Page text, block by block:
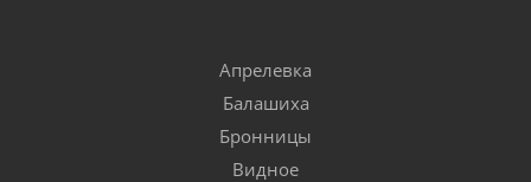
Апрелевка
Балашиха
Бронницы
Видное